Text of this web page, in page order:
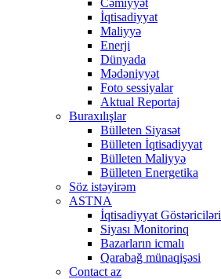
Cəmiyyət
İqtisadiyyat
Maliyyə
Enerji
Dünyada
Mədəniyyət
Foto sessiyalar
Aktual Reportaj
Buraxılışlar
Bülleten Siyasət
Bülleten İqtisadiyyat
Bülleten Maliyyə
Bülleten Energetika
Söz istəyirəm
ASTNA
İqtisadiyyat Göstəriciləri
Siyası Monitorinq
Bazarların icmalı
Qarabağ münaqişəsi
Contact az